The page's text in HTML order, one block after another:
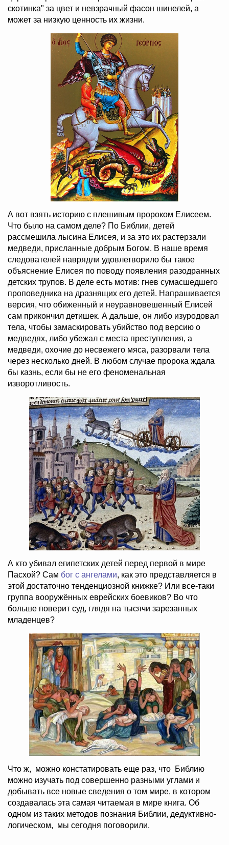
скотинка" за цвет и невзрачный фасон шинелей, а
может за низкую ценность их жизни.
А вот взять историю с плешивым пророком Елисеем.
Что было на самом деле? По Библии, детей
рассмешила лысина Елисея, и за это их растерзали
медведи, присланные добрым Богом. В наше время
следователей наврядли удовлетворило бы такое
объяснение Елисея по поводу появления разодранных
детских трупов. В деле есть мотив: гнев сумасшедшего
проповедника на дразнящих его детей. Напрашивается
версия, что обиженный и неуравновешенный Елисей
сам прикончил детишек. А дальше, он либо изуродовал
тела, чтобы замаскировать убийство под версию о
медведях, либо убежал с места преступления, а
медведи, охочие до несвежего мяса, разорвали тела
через несколько дней. В любом случае пророка ждала
бы казнь, если бы не его феноменальная
изворотливость.
А кто убивал египетских детей перед первой в мире
Пасхой? Сам бог с ангелами, как это представляется в
этой достаточно тенденциозной книжке? Или все-таки
группа вооружённых еврейских боевиков? Во что
больше поверит суд, глядя на тысячи зарезанных
младенцев?
Что ж, можно констатировать еще раз, что Библию
можно изучать под совершенно разными углами и
добывать все новые сведения о том мире, в котором
создавалась эта самая читаемая в мире книга. Об
одном из таких методов познания Библии, дедуктивно-
логическом, мы сегодня поговорили.